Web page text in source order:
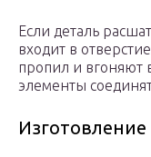
Если деталь
входит в
пропил и вгоняют
элементы